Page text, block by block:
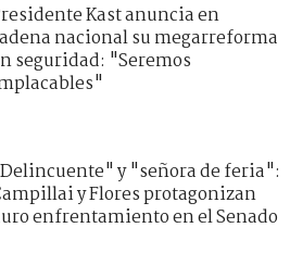
Kast anuncia en
nacional su megarreforma
seguridad: "Seremos
y "señora de feria":
y Flores protagonizan
enfrentamiento en el Senado